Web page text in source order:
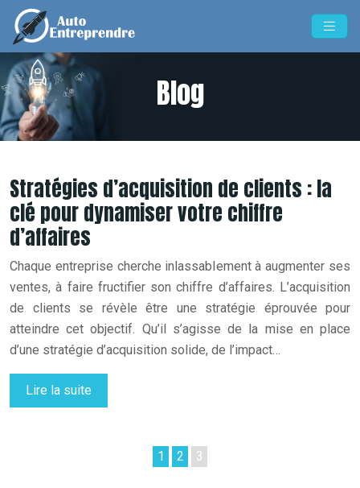
Blog
Stratégies d’acquisition de clients : la
clé pour dynamiser votre chiffre
d’affaires
Chaque entreprise cherche inlassablement à augmenter ses
ventes, à faire fructifier son chiffre d’affaires. L’acquisition
de clients se révèle être une stratégie éprouvée pour
atteindre cet objectif. Qu’il s’agisse de la mise en place
d’une stratégie d’acquisition solide, de l’impact…
Lire la suite
1 2 3